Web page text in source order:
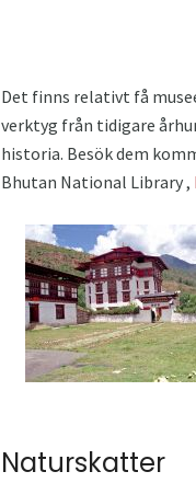
Det finns relativt få
verktyg från tidigare
historia. Besök dem
Bhutan National Library ,
Naturskatter